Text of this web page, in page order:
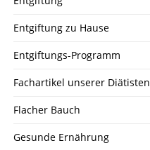
Entgiftung zu Hause
Entgiftungs-Programm
Fachartikel unserer Diätisten
Flacher Bauch
Gesunde Ernährung